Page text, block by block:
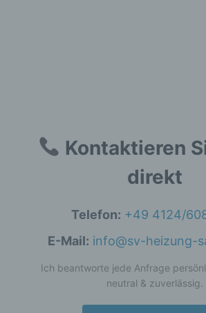
Kontaktieren
direkt
Telefon: +49 4124/
E-Mail: info@sv-heizung-
Ich beantworte jede Anfrage
neutral & zuverlässig.
Grundverordnung, sonstiger in
Mitgliedstaaten der Europäischen
geltenden Datenschutzgesetze
Bestimmungen mit
Gutachter Lentfer -
Sanitär Wärmepumpen
Sascha Lentfer